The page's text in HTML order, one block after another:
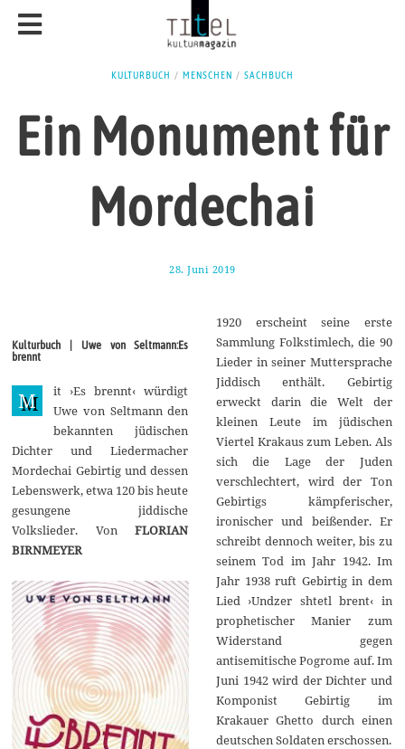
KULTURBUCH / MENSCHEN / SACHBUCH
Ein Monument für
Mordechai
28. Juni 2019
u
i
2
0
1
9
Kulturbuch | Uwe von Seltmann:Es
brennt
M
it ›Es brennt‹ würdigt
Uwe von Seltmann den
bekannten jüdischen
Dichter und Liedermacher
Mordechai Gebirtig und dessen
Lebenswerk, etwa 120 bis heute
gesungene jiddische
Volkslieder. VonFLORIAN
BIRNMEYER
1920 erscheint seine erste
Sammlung Folkstimlech, die 90
Lieder in seiner Muttersprache
Jiddisch enthält. Gebirtig
erweckt darin die Welt der
kleinen Leute im jüdischen
Viertel Krakaus zum Leben. Als
sich die Lage der Juden
verschlechtert, wird der Ton
Gebirtigs kämpferischer,
ironischer und beißender. Er
schreibt dennoch weiter, bis zu
seinem Tod im Jahr 1942. Im
Jahr 1938 ruft Gebirtig in dem
Lied ›Undzer shtetl brent‹ in
prophetischer Manier zum
Widerstand gegen
antisemitische Pogrome auf. Im
Juni 1942 wird der Dichter und
Komponist Gebirtig im
Krakauer Ghetto durch einen
deutschen Soldaten erschossen.